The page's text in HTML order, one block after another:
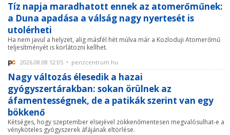
Tíz napja maradhatott ennek az atomerőműnek:
a Duna apadása a válság nagy nyertesét is
utolérheti
Ha nem javul a helyzet, alig másfél hét múlva már a Kozloduji Atomerőmű
teljesítményét is korlátozni kellhet.
2026.08.08 12:05 • penzcentrum.hu
Nagy változás élesedik a hazai
gyógyszertárakban: sokan örülnek az
áfamentességnek, de a patikák szerint van egy
bökkenő
Kétséges, hogy szeptember elsejével zökkenőmentesen megvalósulhat-e a
vényköteles gyógyszerek áfájának eltörlése.